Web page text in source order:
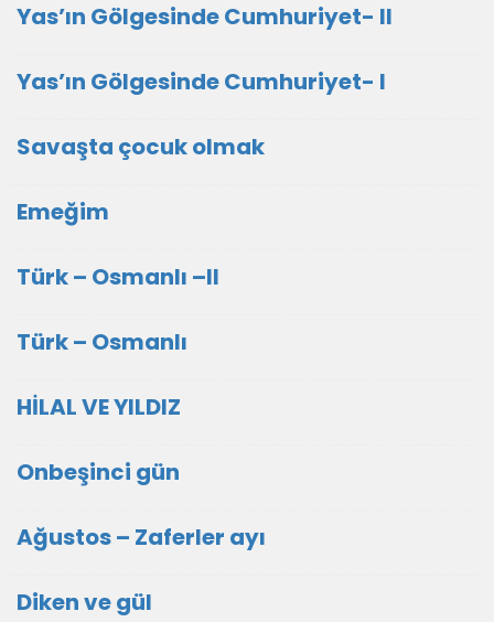
Yas’ın Gölgesinde Cumhuriyet- II
Yas’ın Gölgesinde Cumhuriyet- I
Savaşta çocuk olmak
Emeğim
Türk – Osmanlı –II
Türk – Osmanlı
HİLAL VE YILDIZ
Onbeşinci gün
Ağustos – Zaferler ayı
Diken ve gül